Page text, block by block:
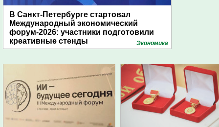
В Санкт-Петербурге стартовал
Международный экономический
форум-2026: участники подготовили
креативные стенды
Экономика